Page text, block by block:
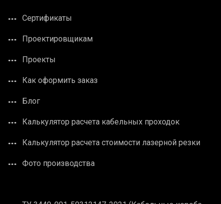
Сертификаты
Проектировщикам
Проекты
Как оформить заказ
Блог
Калькулятор расчета кабельных проходок
Калькулятор расчета стоимости лазерной резки
Фото производства